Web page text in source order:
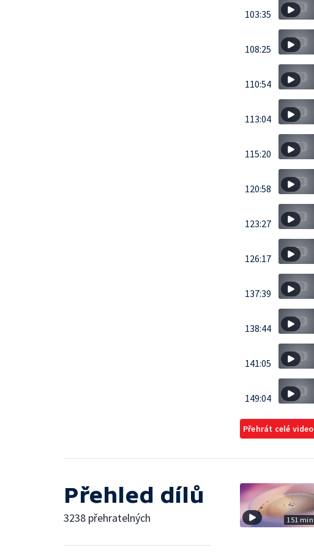
103:35
108:25
110:54
113:04
115:20
120:58
123:27
126:17
137:39
138:44
141:05
149:04
Přehrát celé video
Přehled dílů
3238 přehratelných 151 min